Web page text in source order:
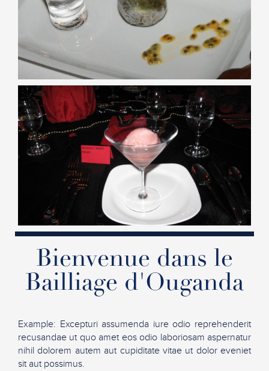
Bienvenue dans le
Bailliage d'Ouganda
Example: Excepturi assumenda iure odio reprehenderit
recusandae ut quo amet eos odio laboriosam aspernatur
nihil dolorem autem aut cupiditate vitae ut dolor eveniet
sit aut possimus.